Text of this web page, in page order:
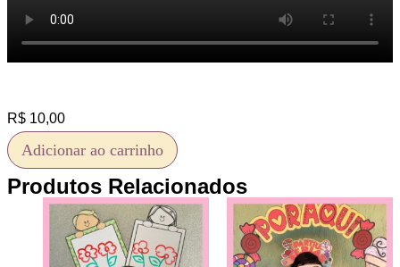
R$ 10,00
Adicionar ao carrinho
Produtos Relacionados